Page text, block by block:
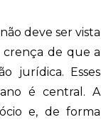
deve ser vista
crença de que a
jurídica. Esses
é central. A
e, de forma